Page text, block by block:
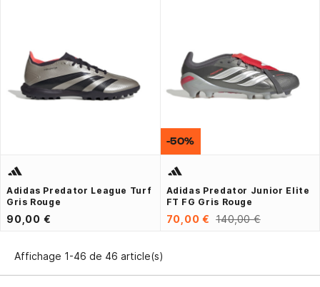
Adidas Predator League Turf
Gris Rouge
90,00 €
Adidas Predator Junior Elite
FT FG Gris Rouge
70,00 € 140,00 €
-50%
Affichage 1-46 de 46 article(s)